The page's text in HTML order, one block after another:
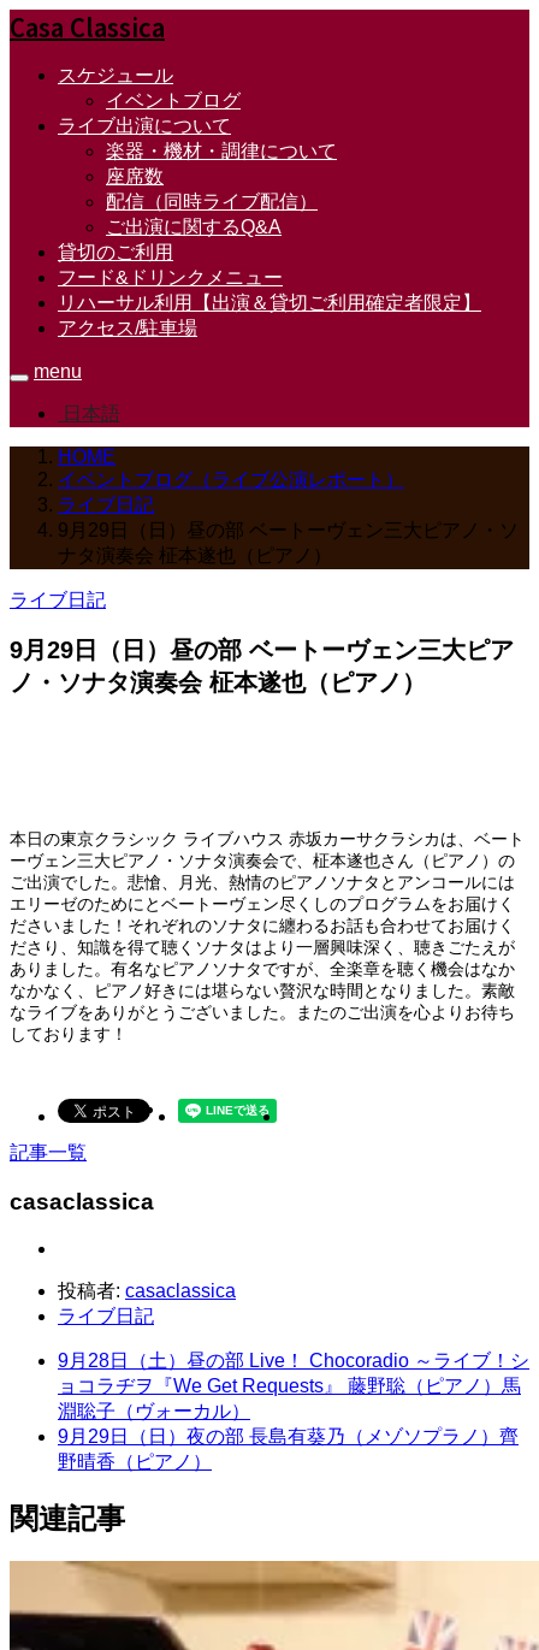
Casa Classica
スケジュール
イベントブログ
ライブ出演について
楽器・機材・調律について
座席数
配信（同時ライブ配信）
ご出演に関するQ&A
貸切のご利用
フード&ドリンクメニュー
リハーサル利用【出演＆貸切ご利用確定者限定】
アクセス/駐車場
menu
日本語
HOME
イベントブログ（ライブ公演レポート）
ライブ日記
9月29日（日）昼の部 ベートーヴェン三大ピアノ・ソ
ナタ演奏会 柾本遂也（ピアノ）
ライブ日記
9月29日（日）昼の部 ベートーヴェン三大ピア
ノ・ソナタ演奏会 柾本遂也（ピアノ）
本日の東京クラシック ライブハウス 赤坂カーサクラシカは、ベート
ーヴェン三大ピアノ・ソナタ演奏会で、柾本遂也さん（ピアノ）の
ご出演でした。悲愴、月光、熱情のピアノソナタとアンコールには
エリーゼのためにとベートーヴェン尽くしのプログラムをお届けく
ださいました！それぞれのソナタに纏わるお話も合わせてお届けく
ださり、知識を得て聴くソナタはより一層興味深く、聴きごたえが
ありました。有名なピアノソナタですが、全楽章を聴く機会はなか
なかなく、ピアノ好きには堪らない贅沢な時間となりました。素敵
なライブをありがとうございました。またのご出演を心よりお待ち
しております！
記事一覧
casaclassica
投稿者: casaclassica
ライブ日記
9月28日（土）昼の部 Live！ Chocoradio ～ライブ！シ
ョコラヂヲ『We Get Requests』 藤野聡（ピアノ）馬
淵聡子（ヴォーカル）
9月29日（日）夜の部 長島有葵乃（メゾソプラノ）齊
野晴香（ピアノ）
関連記事